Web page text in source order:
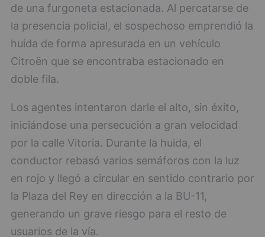
de una furgoneta estacionada. Al percatarse de
la presencia policial, el sospechoso emprendió la
huida de forma apresurada en un vehículo
Citroën que se encontraba estacionado en
doble fila.
Los agentes intentaron darle el alto, sin éxito,
iniciándose una persecución a gran velocidad
por la calle Vitoria. Durante la huida, el
conductor rebasó varios semáforos con la luz
en rojo y llegó a circular en sentido contrario por
la Plaza del Rey en dirección a la BU-11,
generando un grave riesgo para el resto de
usuarios de la vía.